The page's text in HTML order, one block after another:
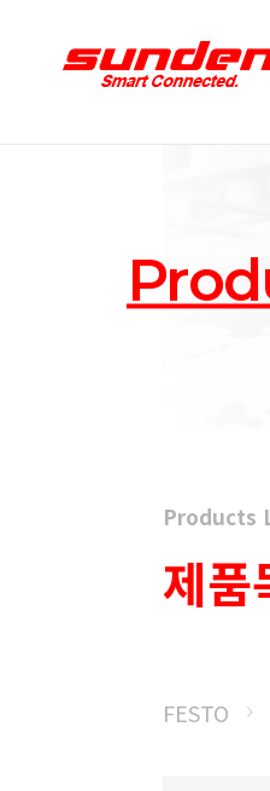
Products
제품
FESTO